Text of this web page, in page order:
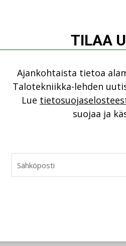
lisää lämpöhäviöitä
TILAA
Ajankohtaista tietoa
Talotekniikka-lehden
Lue
suojaa ja